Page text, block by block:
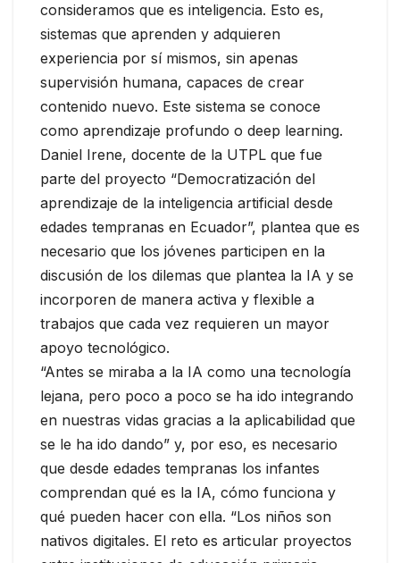
consideramos que es inteligencia. Esto es,
sistemas que aprenden y adquieren
experiencia por sí mismos, sin apenas
supervisión humana, capaces de crear
contenido nuevo. Este sistema se conoce
como aprendizaje profundo o deep learning.
Daniel Irene, docente de la UTPL que fue
parte del proyecto “Democratización del
aprendizaje de la inteligencia artificial desde
edades tempranas en Ecuador”, plantea que es
necesario que los jóvenes participen en la
discusión de los dilemas que plantea la IA y se
incorporen de manera activa y flexible a
trabajos que cada vez requieren un mayor
apoyo tecnológico.
“Antes se miraba a la IA como una tecnología
lejana, pero poco a poco se ha ido integrando
en nuestras vidas gracias a la aplicabilidad que
se le ha ido dando” y, por eso, es necesario
que desde edades tempranas los infantes
comprendan qué es la IA, cómo funciona y
qué pueden hacer con ella. “Los niños son
nativos digitales. El reto es articular proyectos